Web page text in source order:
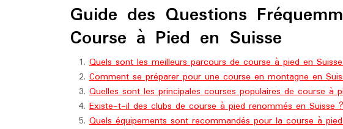
Guide des Questions
Course à Pied en Suisse
Quels sont les meilleurs parcours de course à pied en
Comment se préparer pour une course en montagne en
Quelles sont les principales courses populaires de course à
Existe-t-il des clubs de course à pied renommés en Suisse ?
Quels équipements sont recommandés pour la course à